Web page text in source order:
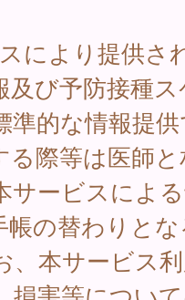
により提供さ
及び予防接種
準的な情報提
る際等は医師
サービスによ
帳の替わりと
、本サービス